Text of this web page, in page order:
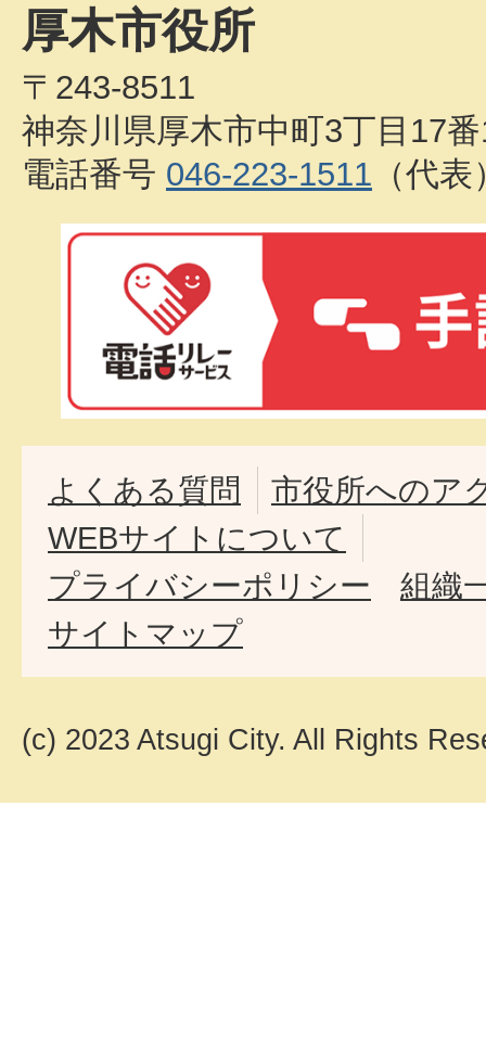
厚木市役所
〒243-8511
神奈川県厚木市中町3丁目17
電話番号 046-223-1511 （代表
よくある質問
市役所へのア
WEBサイトについて
プライバシーポリシー
組織
サイトマップ
(c) 2023 Atsugi City. All Rights